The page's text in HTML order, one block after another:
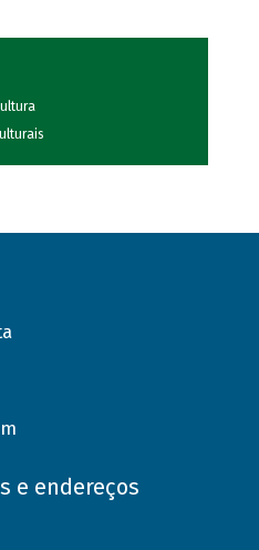
e endereços